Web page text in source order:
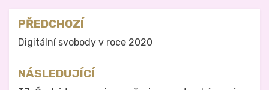
Navigace
pro
příspěvek
PŘEDCHOZÍ
Digitální svobody v roce 2020
NÁSLEDUJÍCÍ